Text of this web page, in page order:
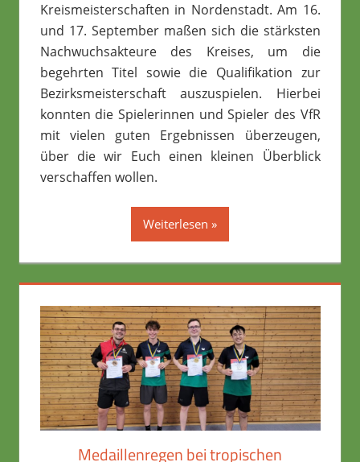
Kreismeisterschaften in Nordenstadt. Am 16.
und 17. September maßen sich die stärksten
Nachwuchsakteure des Kreises, um die
begehrten Titel sowie die Qualifikation zur
Bezirksmeisterschaft auszuspielen. Hierbei
konnten die Spielerinnen und Spieler des VfR
mit vielen guten Ergebnissen überzeugen,
über die wir Euch einen kleinen Überblick
verschaffen wollen.
Weiterlesen
Medaillenregen bei tropischen